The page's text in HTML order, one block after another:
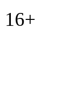
16+